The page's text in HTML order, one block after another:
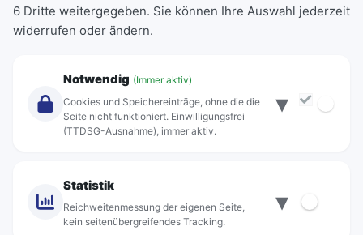
Einzeltickets
Abonnements
Über Rebus
Standorte
6 Dritte weitergegeben. Sie können Ihre Auswahl jederzeit
widerrufen oder ändern.
Notwendig (Immer aktiv)
Cookies und Speichereinträge, ohne die die
Seite nicht funktioniert. Einwilligungsfrei
(TTDSG-Ausnahme), immer aktiv.
▾
Statistik
Reichweitenmessung der eigenen Seite,
kein seitenübergreifendes Tracking.
▾